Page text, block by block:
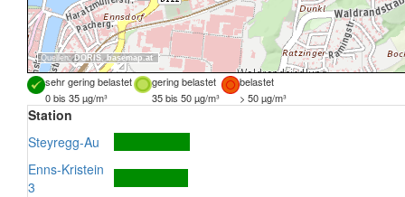
Quellen:DORIS, basemap.at
sehr gering belastet gering belastet
belastet
0 bis 35 µg/m³
35 bis 50 µg/m³ > 50 µg/m³
Station
Steyregg-Au
Enns-Kristein
3